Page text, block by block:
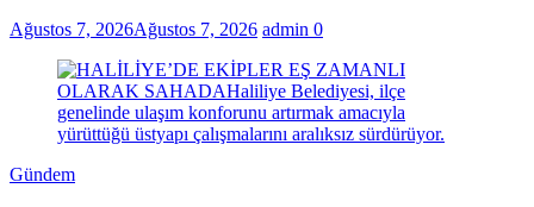
Ağustos 7, 2026Ağustos 7, 2026 admin 0
Gündem